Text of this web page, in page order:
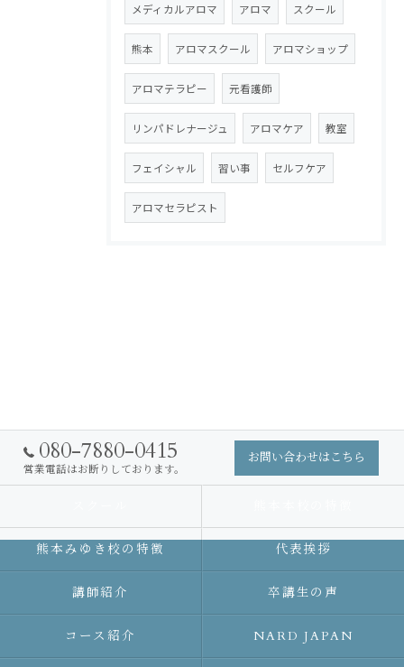
メディカルアロマ アロマ スクール
熊本 アロマスクール アロマショップ
アロマテラピー 元看護師
リンパドレナージュ アロマケア 教室
フェイシャル 習い事 セルフケア
アロマセラピスト
080-7880-0415
営業電話はお断りしております。
お問い合わせはこちら
熊本みゆき校の特徴 代表挨拶
講師紹介 卒講生の声
コース紹介 NARD JAPAN